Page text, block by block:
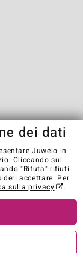
Cookies
contratto
dalla Elumeo SE)
dei dati
Juwelo in
Cliccando sul
"Rifuta" rifiuti
accettare. Per
sulla privacy .